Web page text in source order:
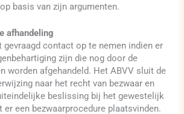
basis van zijn argumenten.
afhandeling
gevraagd contact op te nemen indien er
zijn die nog door de
worden afgehandeld. Het ABVV sluit de
naar het recht van bezwaar en
beslissing bij het gewestelijk
er een bezwaarprocedure plaatsvinden.